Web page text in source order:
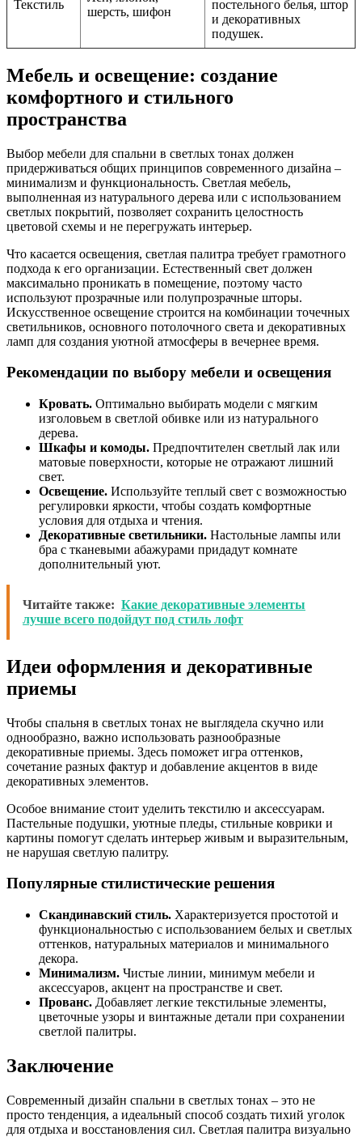
Текстиль
шерсть, шифон
постельного белья, штор
и декоративных
подушек.
Мебель и освещение: создание
комфортного и стильного
пространства
Выбор мебели для спальни в светлых тонах должен
придерживаться общих принципов современного дизайна –
минимализм и функциональность. Светлая мебель,
выполненная из натурального дерева или с использованием
светлых покрытий, позволяет сохранить целостность
цветовой схемы и не перегружать интерьер.
Что касается освещения, светлая палитра требует грамотного
подхода к его организации. Естественный свет должен
максимально проникать в помещение, поэтому часто
используют прозрачные или полупрозрачные шторы.
Искусственное освещение строится на комбинации точечных
светильников, основного потолочного света и декоративных
ламп для создания уютной атмосферы в вечернее время.
Рекомендации по выбору мебели и освещения
Кровать. Оптимально выбирать модели с мягким
изголовьем в светлой обивке или из натурального
дерева.
Шкафы и комоды. Предпочтителен светлый лак или
матовые поверхности, которые не отражают лишний
свет.
Освещение. Используйте теплый свет с возможностью
регулировки яркости, чтобы создать комфортные
условия для отдыха и чтения.
Декоративные светильники. Настольные лампы или
бра с тканевыми абажурами придадут комнате
дополнительный уют.
Читайте также: Какие декоративные элементы
лучше всего подойдут под стиль лофт
Идеи оформления и декоративные
приемы
Чтобы спальня в светлых тонах не выглядела скучно или
однообразно, важно использовать разнообразные
декоративные приемы. Здесь поможет игра оттенков,
сочетание разных фактур и добавление акцентов в виде
декоративных элементов.
Особое внимание стоит уделить текстилю и аксессуарам.
Пастельные подушки, уютные пледы, стильные коврики и
картины помогут сделать интерьер живым и выразительным,
не нарушая светлую палитру.
Популярные стилистические решения
Скандинавский стиль. Характеризуется простотой и
функциональностью с использованием белых и светлых
оттенков, натуральных материалов и минимального
декора.
Минимализм. Чистые линии, минимум мебели и
аксессуаров, акцент на пространстве и свет.
Прованс. Добавляет легкие текстильные элементы,
цветочные узоры и винтажные детали при сохранении
светлой палитры.
Заключение
Современный дизайн спальни в светлых тонах – это не
просто тенденция, а идеальный способ создать тихий уголок
для отдыха и восстановления сил. Светлая палитра визуально